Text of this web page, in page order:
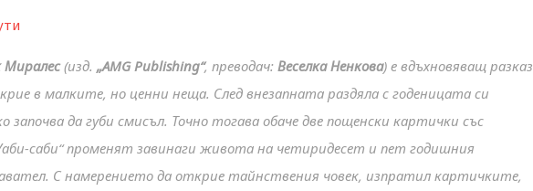
Миралес(изд. „AMG Publishing“, преводач: Веселка Ненкова) е вдъхновяващ разказ
в малките, но ценни неща. След внезапната раздяла с годеницата си
започва да губи смисъл. Точно тогава обаче две пощенски картички със
саби“ променят завинаги живота на четиридесет и пет годишния
С намерението да открие тайнствения човек, изпратил картичките,